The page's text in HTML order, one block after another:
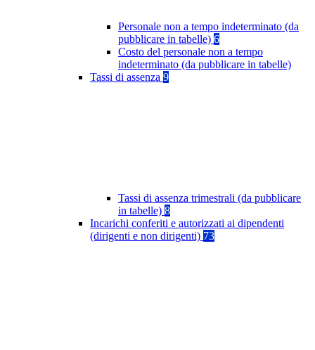
Personale non a tempo indeterminato (da
pubblicare in tabelle) 6
Costo del personale non a tempo
indeterminato (da pubblicare in tabelle)
Tassi di assenza 9
Tassi di assenza trimestrali (da pubblicare
in tabelle) 8
Incarichi conferiti e autorizzati ai dipendenti
(dirigenti e non dirigenti) 73